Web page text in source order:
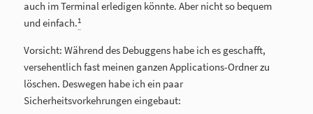
auch im Terminal erledigen könnte. Aber nicht so bequem
und einfach.1
Vorsicht: Während des Debuggens habe ich es geschafft,
versehentlich fast meinen ganzen Applications-Ordner zu
löschen. Deswegen habe ich ein paar
Sicherheitsvorkehrungen eingebaut: